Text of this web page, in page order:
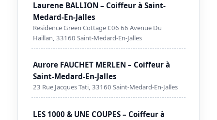
Laurene BALLION – Coiffeur à Saint-
Medard-En-Jalles
Residence Green Cottage C06 66 Avenue Du
Haillan, 33160 Saint-Medard-En-Jalles
Aurore FAUCHET MERLEN – Coiffeur à
Saint-Medard-En-Jalles
23 Rue Jacques Tati, 33160 Saint-Medard-En-Jalles
LES 1000 & UNE COUPES – Coiffeur à